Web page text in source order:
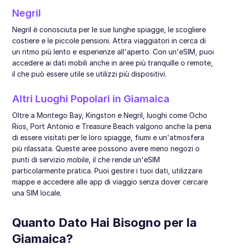
Negril
Negril è conosciuta per le sue lunghe spiagge, le scogliere
costiere e le piccole pensioni. Attira viaggiatori in cerca di
un ritmo più lento e esperienze all'aperto. Con un'eSIM, puoi
accedere ai dati mobili anche in aree più tranquille o remote,
il che può essere utile se utilizzi più dispositivi.
Altri Luoghi Popolari in Giamaica
Oltre a Montego Bay, Kingston e Negril, luoghi come Ocho
Rios, Port Antonio e Treasure Beach valgono anche la pena
di essere visitati per le loro spiagge, fiumi e un'atmosfera
più rilassata. Queste aree possono avere meno negozi o
punti di servizio mobile, il che rende un'eSIM
particolarmente pratica. Puoi gestire i tuoi dati, utilizzare
mappe e accedere alle app di viaggio senza dover cercare
una SIM locale.
Quanto Dato Hai Bisogno per la
Giamaica?